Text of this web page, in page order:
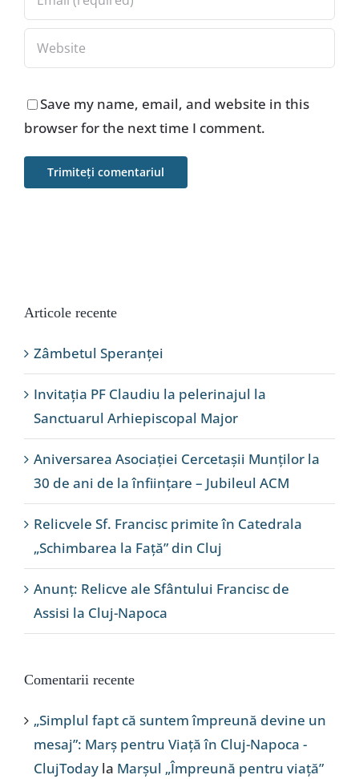
Save my name, email, and website in this
browser for the next time I comment.
Articole recente
Zâmbetul Speranței
Invitația PF Claudiu la pelerinajul la
Sanctuarul Arhiepiscopal Major
Aniversarea Asociației Cercetașii Munților la
30 de ani de la înființare – Jubileul ACM
Relicvele Sf. Francisc primite în Catedrala
„Schimbarea la Față” din Cluj
Anunț: Relicve ale Sfântului Francisc de
Assisi la Cluj-Napoca
Comentarii recente
„Simplul fapt că suntem împreună devine un
mesaj”: Marș pentru Viață în Cluj-Napoca -
ClujToday la Marșul „Împreună pentru viață”